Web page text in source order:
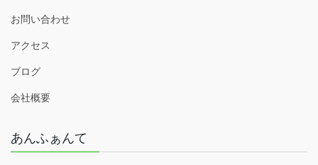
お問い合わせ
アクセス
ブログ
会社概要
あんふぁんて